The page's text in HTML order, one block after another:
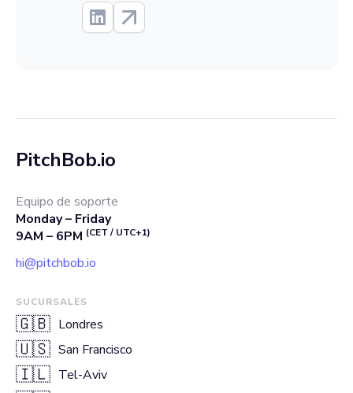
PitchBob.io
Equipo de soporte
Monday – Friday
9AM – 6PM (CET / UTC+1)
hi@pitchbob.io
SUCURSALES
🇬🇧 Londres
🇺🇸 San Francisco
🇮🇱 Tel-Aviv